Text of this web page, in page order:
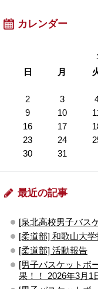
カレンダー
日
月
2
3
9
10
16
17
23
24
30
31
最近の記事
[泉北高校男子バス
[柔道部] 和歌山大
[柔道部] 活動報告
[男子バスケットボ
果！！ 2026年3月1